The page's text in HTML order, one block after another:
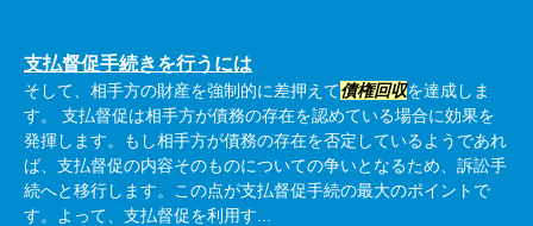
支払督促手続きを行うには
そして、相手方の財産を強制的に差押えて債権回収を達成しま
す。 支払督促は相手方が債務の存在を認めている場合に効果を
発揮します。もし相手方が債務の存在を否定しているようであれ
ば、支払督促の内容そのものについての争いとなるため、訴訟手
続へと移行します。この点が支払督促手続の最大のポイントで
す。よって、支払督促を利用す...